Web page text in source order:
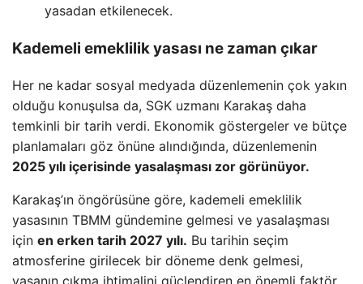
yasadan etkilenecek.
Kademeli emeklilik yasası ne zaman çıkar
Her ne kadar sosyal medyada düzenlemenin çok yakın
olduğu konuşulsa da, SGK uzmanı Karakaş daha
temkinli bir tarih verdi. Ekonomik göstergeler ve bütçe
planlamaları göz önüne alındığında, düzenlemenin
2025 yılı içerisinde yasalaşması zor görünüyor.
Karakaş’ın öngörüsüne göre, kademeli emeklilik
yasasının TBMM gündemine gelmesi ve yasalaşması
için en erken tarih 2027 yılı. Bu tarihin seçim
atmosferine girilecek bir döneme denk gelmesi,
yasanın çıkma ihtimalini güçlendiren en önemli faktör